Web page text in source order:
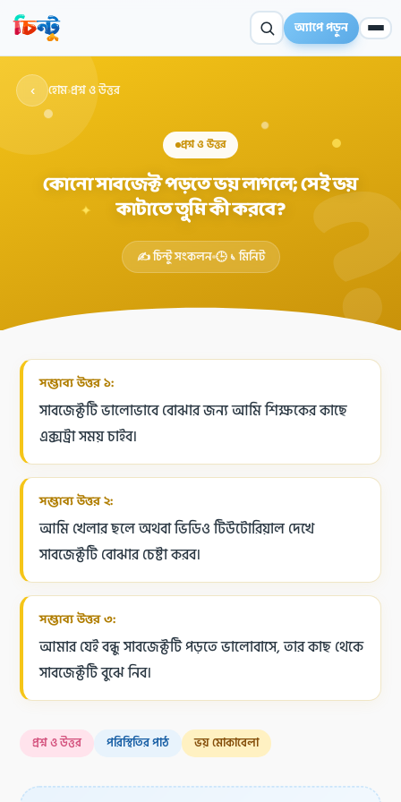
অ্যাপে পড়ুন
✦
‹ হোম›প্রশ্ন ও উত্তর
প্রশ্ন ও উত্তর
কোনো সাবজেক্ট পড়তে ভয় লাগলে; সেই ভয়
কাটাতে তুমি কী করবে?
✍️ চিন্টু সংকলন 🕒 ১ মিনিট
সম্ভাব্য উত্তর ১:
সাবজেক্টটি ভালোভাবে বোঝার জন্য আমি শিক্ষকের কাছে
এক্সট্রা সময় চাইব।
সম্ভাব্য উত্তর ২:
আমি খেলার ছলে অথবা ভিডিও টিউটোরিয়াল দেখে
সাবজেক্টটি বোঝার চেষ্টা করব।
সম্ভাব্য উত্তর ৩:
আমার যেই বন্ধু সাবজেক্টটি পড়তে ভালোবাসে, তার কাছ থেকে
সাবজেক্টটি বুঝে নিব।
প্রশ্ন ও উত্তর পরিস্থিতির পাঠ ভয় মোকাবেলা